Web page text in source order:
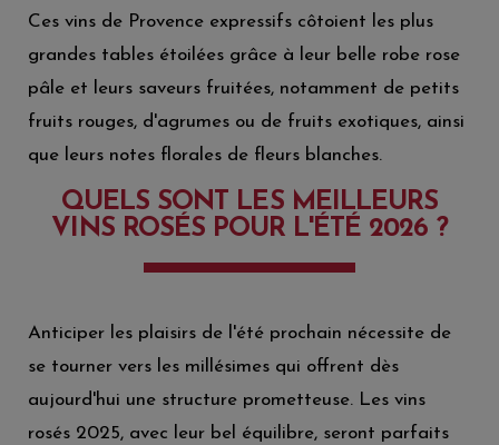
Ces vins de Provence expressifs côtoient les plus
grandes tables étoilées grâce à leur belle robe rose
pâle et leurs saveurs fruitées, notamment de petits
fruits rouges, d'agrumes ou de fruits exotiques, ainsi
que leurs notes florales de fleurs blanches.
QUELS SONT LES MEILLEURS
VINS ROSÉS POUR L'ÉTÉ 2026 ?
Anticiper les plaisirs de l'été prochain nécessite de
se tourner vers les millésimes qui offrent dès
aujourd'hui une structure prometteuse. Les vins
rosés 2025, avec leur bel équilibre, seront parfaits